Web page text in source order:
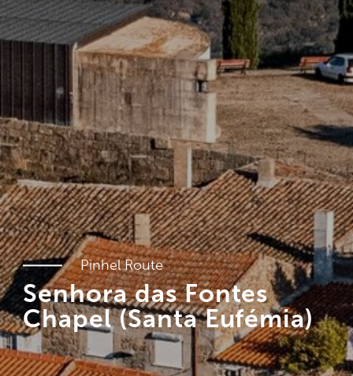
Pinhel Route
Senhora das Fontes
Chapel (Santa Eufémia)